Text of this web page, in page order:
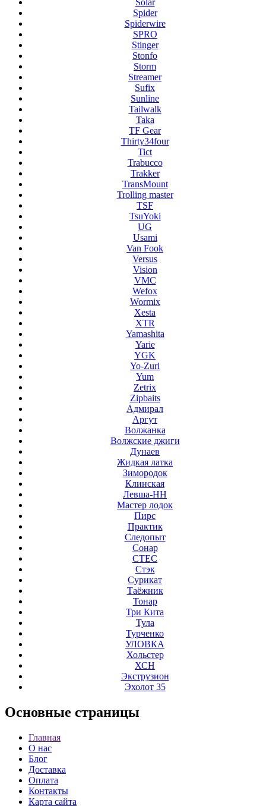
Solar
Spider
Spiderwire
SPRO
Stinger
Stonfo
Storm
Streamer
Sufix
Sunline
Tailwalk
Taka
TF Gear
Thirty34four
Tict
Trabucco
Trakker
TransMount
Trolling master
TSF
TsuYoki
UG
Usami
Van Fook
Versus
Vision
VMC
Wefox
Wormix
Xesta
XTR
Yamashita
Yarie
YGK
Yo-Zuri
Yum
Zetrix
Zipbaits
Адмирал
Аргут
Волжанка
Волжские джиги
Дунаев
Жидкая латка
Зимородок
Клинская
Левша-НН
Мастер лодок
Пирс
Практик
Следопыт
Сонар
СТЕС
Стэк
Сурикат
Таёжник
Тонар
Три Кита
Тула
Турченко
УЛОВКА
Хольстер
ХСН
Экструзион
Эхолот 35
Основные страницы
Главная
О нас
Блог
Доставка
Оплата
Контакты
Карта сайта